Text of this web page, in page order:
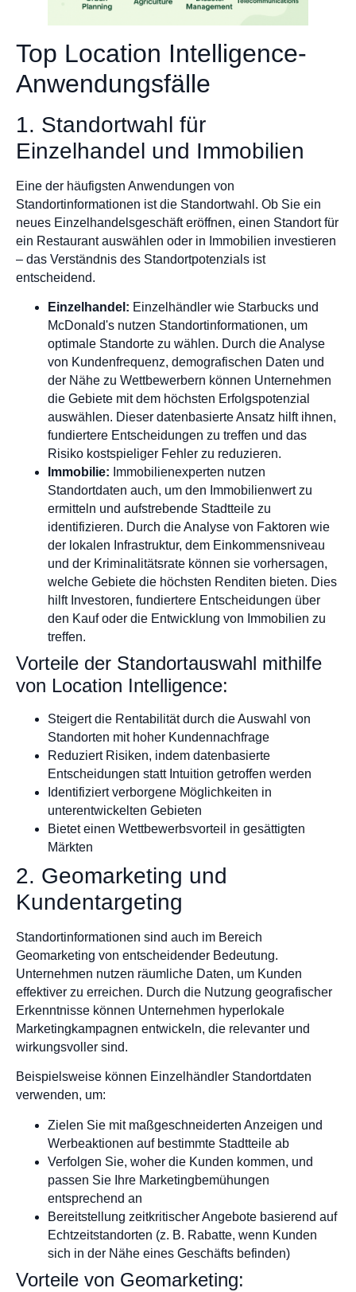
Top Location Intelligence-
Anwendungsfälle
1. Standortwahl für
Einzelhandel und Immobilien
Eine der häufigsten Anwendungen von
Standortinformationen ist die Standortwahl. Ob Sie ein
neues Einzelhandelsgeschäft eröffnen, einen Standort für
ein Restaurant auswählen oder in Immobilien investieren
– das Verständnis des Standortpotenzials ist
entscheidend.
Einzelhandel: Einzelhändler wie Starbucks und
McDonald's nutzen Standortinformationen, um
optimale Standorte zu wählen. Durch die Analyse
von Kundenfrequenz, demografischen Daten und
der Nähe zu Wettbewerbern können Unternehmen
die Gebiete mit dem höchsten Erfolgspotenzial
auswählen. Dieser datenbasierte Ansatz hilft ihnen,
fundiertere Entscheidungen zu treffen und das
Risiko kostspieliger Fehler zu reduzieren.
Immobilie: Immobilienexperten nutzen
Standortdaten auch, um den Immobilienwert zu
ermitteln und aufstrebende Stadtteile zu
identifizieren. Durch die Analyse von Faktoren wie
der lokalen Infrastruktur, dem Einkommensniveau
und der Kriminalitätsrate können sie vorhersagen,
welche Gebiete die höchsten Renditen bieten. Dies
hilft Investoren, fundiertere Entscheidungen über
den Kauf oder die Entwicklung von Immobilien zu
treffen.
Vorteile der Standortauswahl mithilfe
von Location Intelligence:
Steigert die Rentabilität durch die Auswahl von
Standorten mit hoher Kundennachfrage
Reduziert Risiken, indem datenbasierte
Entscheidungen statt Intuition getroffen werden
Identifiziert verborgene Möglichkeiten in
unterentwickelten Gebieten
Bietet einen Wettbewerbsvorteil in gesättigten
Märkten
2. Geomarketing und
Kundentargeting
Standortinformationen sind auch im Bereich
Geomarketing von entscheidender Bedeutung.
Unternehmen nutzen räumliche Daten, um Kunden
effektiver zu erreichen. Durch die Nutzung geografischer
Erkenntnisse können Unternehmen hyperlokale
Marketingkampagnen entwickeln, die relevanter und
wirkungsvoller sind.
Beispielsweise können Einzelhändler Standortdaten
verwenden, um:
Zielen Sie mit maßgeschneiderten Anzeigen und
Werbeaktionen auf bestimmte Stadtteile ab
Verfolgen Sie, woher die Kunden kommen, und
passen Sie Ihre Marketingbemühungen
entsprechend an
Bereitstellung zeitkritischer Angebote basierend auf
Echtzeitstandorten (z. B. Rabatte, wenn Kunden
sich in der Nähe eines Geschäfts befinden)
Vorteile von Geomarketing: